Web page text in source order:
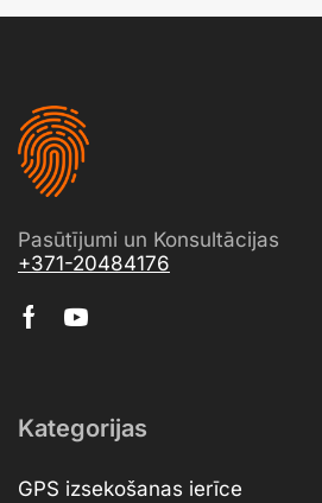
Pasūtījumi un Konsultācijas
+371-20484176
Kategorijas
GPS izsekošanas ierīce